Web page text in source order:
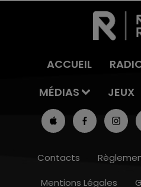
ACCUEIL
MÉDIAS
JEUX
Contacts
Mentions Légales